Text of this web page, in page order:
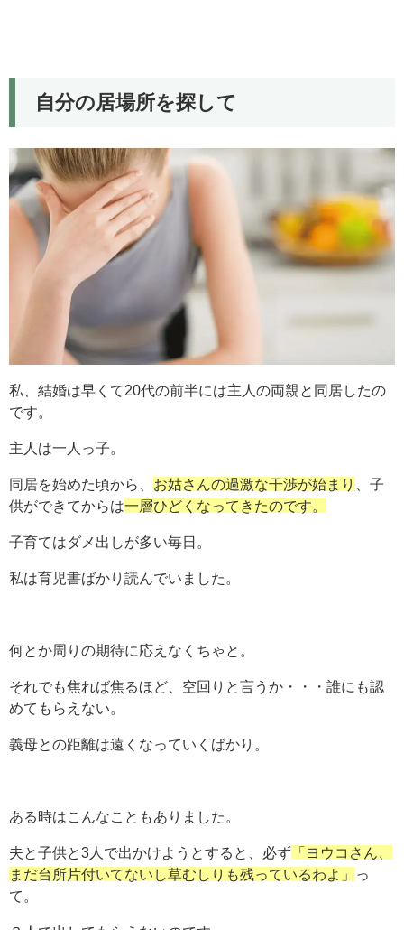
自分の居場所を探して
私、結婚は早くて20代の前半には主人の両親と同居したの
です。
主人は一人っ子。
同居を始めた頃から、 お姑さんの過激な干渉が始まり
、子
供ができてからは一層ひどくなってきたのです。
子育てはダメ出しが多い毎日。
私は育児書ばかり読んでいました。
何とか周りの期待に応えなくちゃと。
それでも焦れば焦るほど、空回りと言うか・・・誰にも認
めてもらえない。
義母との距離は遠くなっていくばかり。
ある時はこんなこともありました。
夫と子供と3人で出かけようとすると、必ず 「ヨウコさん、
まだ台所片付いてないし草むしりも残っているわよ」
っ
て。